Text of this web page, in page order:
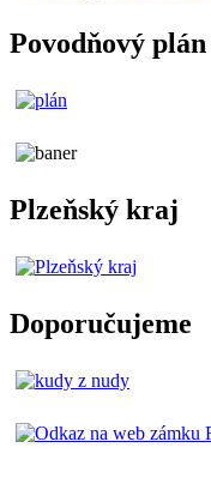
Povodňový plán
Plzeňský kraj
Doporučujeme